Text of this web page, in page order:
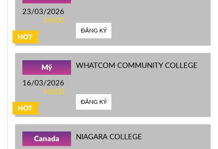
HOT
23/03/2026
14h00
ĐĂNG KÝ
HOT
Mỹ
16/03/2026
16h00
WHATCOM COMMUNITY COLLEGE
ĐĂNG KÝ
Canada NIAGARA COLLEGE